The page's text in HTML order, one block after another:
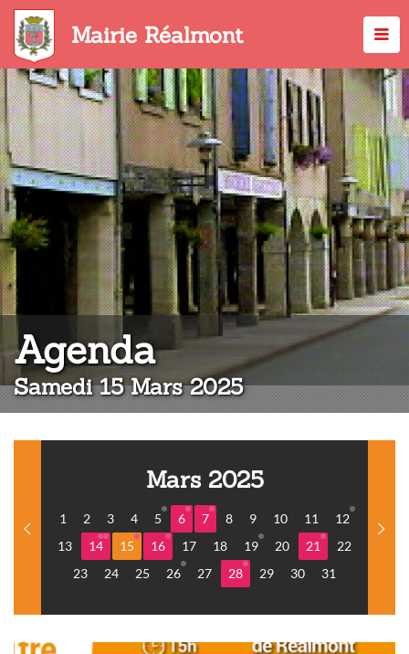
Aller
contenu
principal
Mairie Réalmont
Agenda:
Samedi 15 Mars 2025
Mars 2025
1 2 3 4 5 6 7 8 9 10 11
12
13
14 15 16 17 18 19 20 21
22
23
24 25 26 27 28 29 30 31